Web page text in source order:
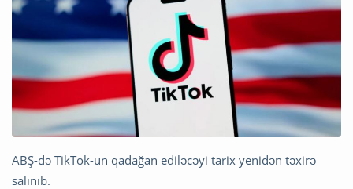
ABŞ-də TikTok-un qadağan ediləcəyi tarix yenidən təxirə
salınıb.